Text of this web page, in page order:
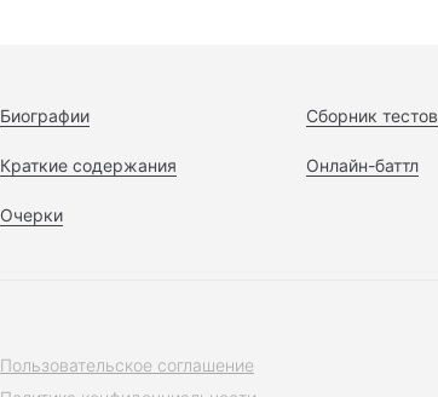
Биографии
Краткие содержания
Очерки
Сборник тестов
Онлайн-баттл
Пользовательское соглашение